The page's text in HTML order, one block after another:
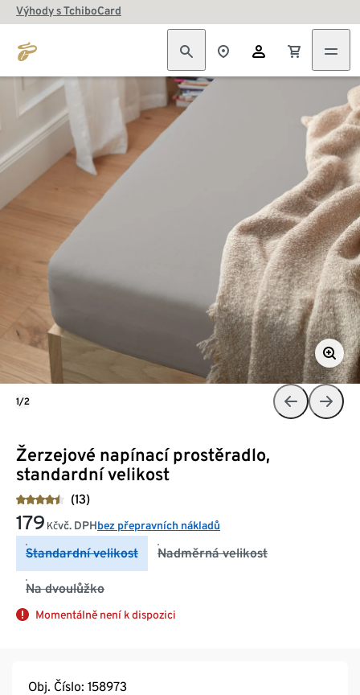
Výhody s TchiboCard
Žerzejové napínací prostěradlo,
standardní velikost
(13)
179 Kčvč. DPHbez přepravních nákladů
Standardní velikost Nadměrná velikost
Na dvoulůžko
Momentálně není k dispozici
1/2
Obj. Číslo: 158973